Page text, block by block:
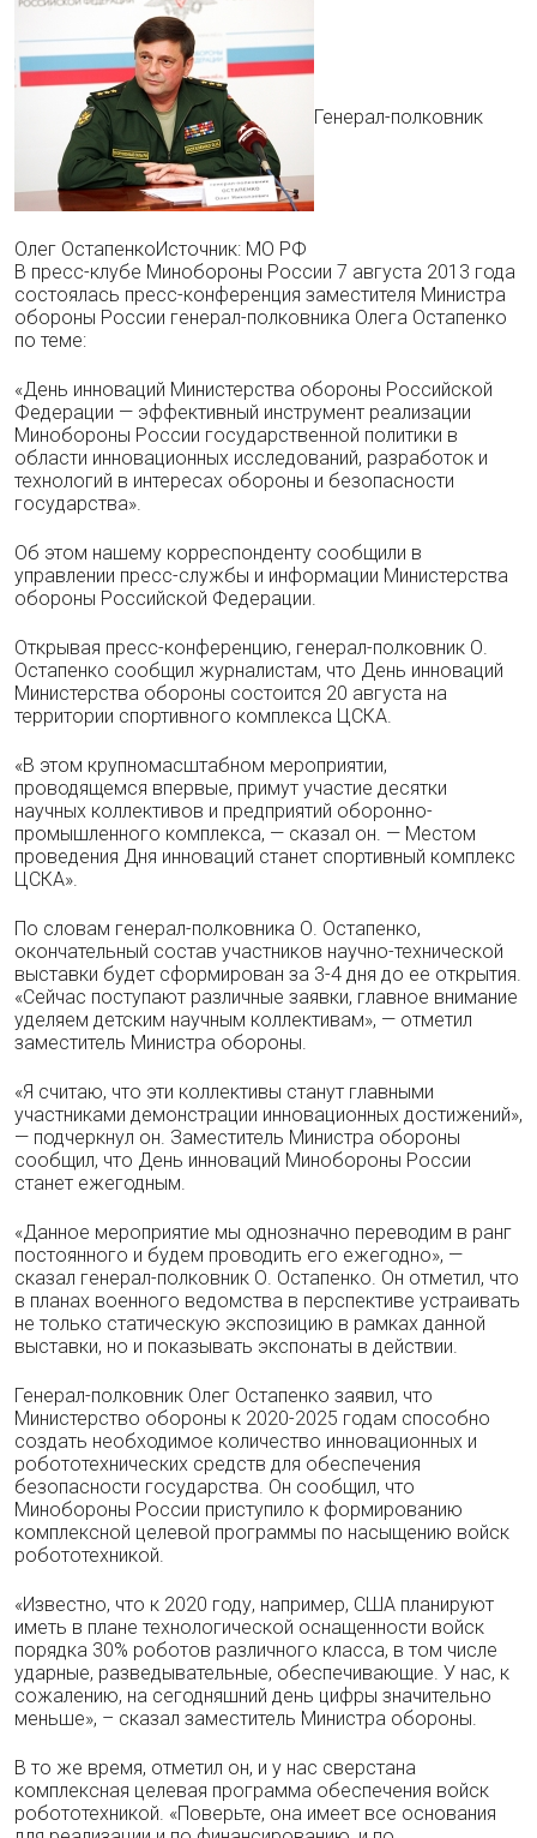
Генерал-полковник
Олег ОстапенкоИсточник: МО РФ
В пресс-клубе Минобороны России 7 августа 2013 года
состоялась пресс-конференция заместителя Министра
обороны России генерал-полковника Олега Остапенко
по теме:
«День инноваций Министерства обороны Российской
Федерации — эффективный инструмент реализации
Минобороны России государственной политики в
области инновационных исследований, разработок и
технологий в интересах обороны и безопасности
государства».
Об этом нашему корреспонденту сообщили в
управлении пресс-службы и информации Министерства
обороны Российской Федерации.
Открывая пресс-конференцию, генерал-полковник О.
Остапенко сообщил журналистам, что День инноваций
Министерства обороны состоится 20 августа на
территории спортивного комплекса ЦСКА.
«В этом крупномасштабном мероприятии,
проводящемся впервые, примут участие десятки
научных коллективов и предприятий оборонно-
промышленного комплекса, — сказал он. — Местом
проведения Дня инноваций станет спортивный комплекс
ЦСКА».
По словам генерал-полковника О. Остапенко,
окончательный состав участников научно-технической
выставки будет сформирован за 3-4 дня до ее открытия.
«Сейчас поступают различные заявки, главное внимание
уделяем детским научным коллективам», — отметил
заместитель Министра обороны.
«Я считаю, что эти коллективы станут главными
участниками демонстрации инновационных достижений»,
— подчеркнул он. Заместитель Министра обороны
сообщил, что День инноваций Минобороны России
станет ежегодным.
«Данное мероприятие мы однозначно переводим в ранг
постоянного и будем проводить его ежегодно», —
сказал генерал-полковник О. Остапенко. Он отметил, что
в планах военного ведомства в перспективе устраивать
не только статическую экспозицию в рамках данной
выставки, но и показывать экспонаты в действии.
Генерал-полковник Олег Остапенко заявил, что
Министерство обороны к 2020-2025 годам способно
создать необходимое количество инновационных и
робототехнических средств для обеспечения
безопасности государства. Он сообщил, что
Минобороны России приступило к формированию
комплексной целевой программы по насыщению войск
робототехникой.
«Известно, что к 2020 году, например, США планируют
иметь в плане технологической оснащенности войск
порядка 30% роботов различного класса, в том числе
ударные, разведывательные, обеспечивающие. У нас, к
сожалению, на сегодняшний день цифры значительно
меньше», – сказал заместитель Министра обороны.
В то же время, отметил он, и у нас сверстана
комплексная целевая программа обеспечения войск
робототехникой. «Поверьте, она имеет все основания